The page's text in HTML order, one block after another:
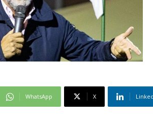
WhatsApp X